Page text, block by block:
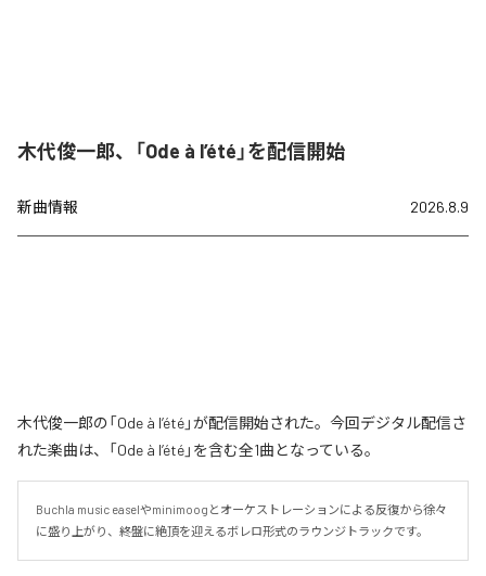
木代俊一郎、「Ode à l’été」を配信開始
新曲情報 2026.8.9
木代俊一郎の「Ode à l’été」が配信開始された。今回デジタル配信さ
れた楽曲は、「Ode à l’été」を含む全1曲となっている。
Buchla music easelやminimoogとオーケストレーションによる反復から徐々
に盛り上がり、終盤に絶頂を迎えるボレロ形式のラウンジトラックです。